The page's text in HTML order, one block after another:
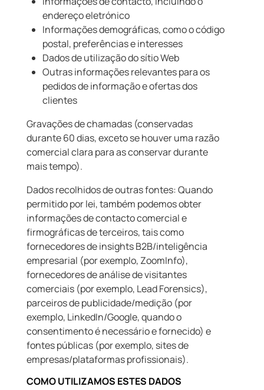
endereço eletrónico
Informações demográficas, como o código
postal, preferências e interesses
Dados de utilização do sítio Web
Outras informações relevantes para os
pedidos de informação e ofertas dos
clientes
Gravações de chamadas (conservadas
durante 60 dias, exceto se houver uma razão
comercial clara para as conservar durante
mais tempo).
Dados recolhidos de outras fontes: Quando
permitido por lei, também podemos obter
informações de contacto comercial e
firmográficas de terceiros, tais como
fornecedores de insights B2B/inteligência
empresarial (por exemplo, ZoomInfo),
fornecedores de análise de visitantes
comerciais (por exemplo, Lead Forensics),
parceiros de publicidade/medição (por
exemplo, LinkedIn/Google, quando o
consentimento é necessário e fornecido) e
fontes públicas (por exemplo, sites de
empresas/plataformas profissionais).
COMO UTILIZAMOS ESTES DADOS